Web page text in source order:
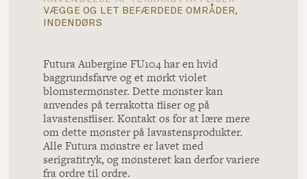
vægge og let befærdede områder,
indendørs
Futura Aubergine FU104 har en hvid
baggrundsfarve og et mørkt violet
blomstermønster. Dette mønster kan
anvendes på terrakotta fliser og på
lavastensfliser. Kontakt os for at lære mere
om dette mønster på lavastensprodukter.
Alle Futura mønstre er lavet med
serigrafitryk, og mønsteret kan derfor variere
fra ordre til ordre.